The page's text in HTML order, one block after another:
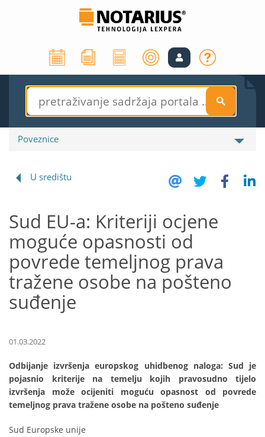
S
Poveznice
U središtu
Sud EU-a: Kriteriji ocjene
moguće opasnosti od
povrede temeljnog prava
tražene osobe na pošteno
suđenje
01.03.2022
Odbijanje izvršenja europskog uhidbenog naloga: Sud je
pojasnio kriterije na temelju kojih pravosudno tijelo
izvršenja može ocijeniti moguću opasnost od povrede
temeljnog prava tražene osobe na pošteno suđenje
Sud Europske unije